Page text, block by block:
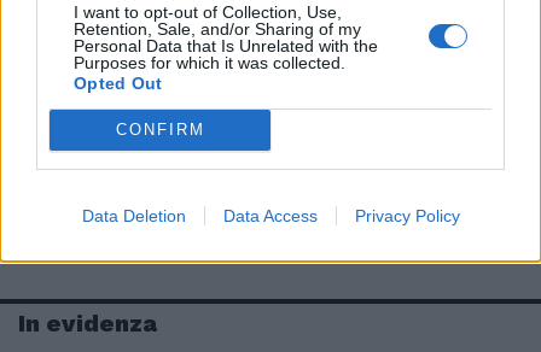
I want to opt-out of Collection, Use,
Retention, Sale, and/or Sharing of my
Personal Data that Is Unrelated with the
Purposes for which it was collected.
Opted Out
CONFIRM
Data Deletion Data Access Privacy Policy
In evidenza